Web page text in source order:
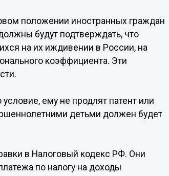
положении иностранных граждан
будут подтверждать, что
на их иждивении в России, на
коэффициента. Эти
ему не продлят патент или
детьми должен будет
в Налоговый кодекс РФ. Они
по налогу на доходы